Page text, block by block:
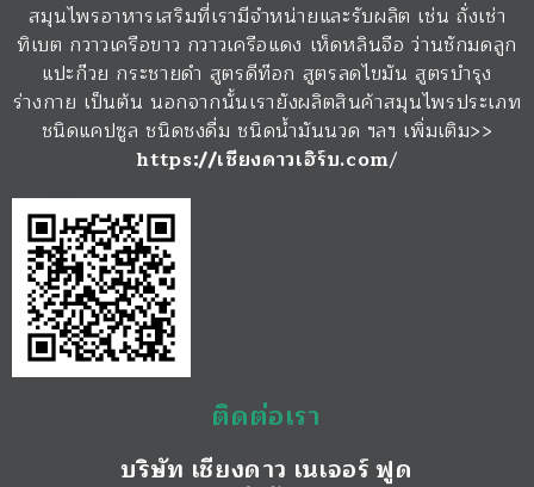
สมุนไพรอาหารเสริมที่เรามีจำหน่ายและรับผลิต เช่น ถั่งเช่า
ทิเบต กวาวเครือขาว กวาวเครือแดง เห็ดหลินจือ ว่านชักมดลูก
แปะก๊วย กระชายดำ สูตรดีท๊อก สูตรลดไขมัน สูตรบำรุง
ร่างกาย เป็นต้น นอกจากนั้นเรายังผลิตสินค้าสมุนไพรประเภท
ชนิดแคปซูล ชนิดชงดื่ม ชนิดน้ำมันนวด ฯลฯ เพิ่มเติม>>
https://เชียงดาวเฮิร์บ.com/
ติดต่อเรา
บริษัท เชียงดาว เนเจอร์ ฟูด